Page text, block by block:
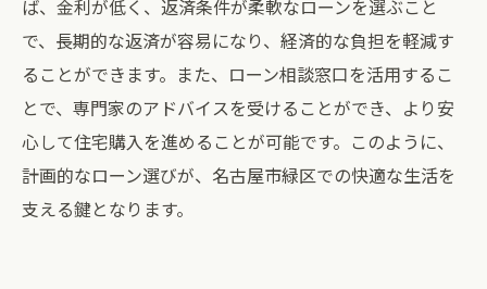
ば、金利が低く、返済条件が柔軟なローンを選ぶこと
で、長期的な返済が容易になり、経済的な負担を軽減す
ることができます。また、ローン相談窓口を活用するこ
とで、専門家のアドバイスを受けることができ、より安
心して住宅購入を進めることが可能です。このように、
計画的なローン選びが、名古屋市緑区での快適な生活を
支える鍵となります。